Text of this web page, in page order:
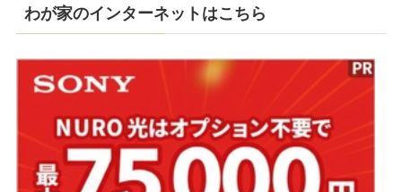
わが家のインターネットはこちら